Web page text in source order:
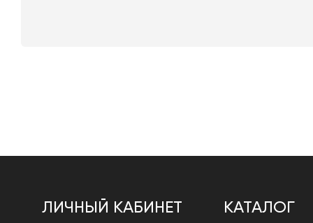
ЛИЧНЫЙ КАБИНЕТ КАТАЛОГ